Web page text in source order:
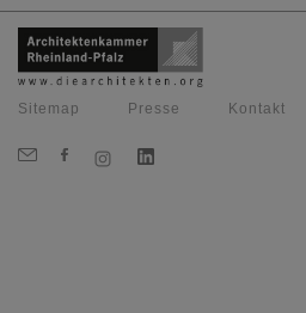
Sitemap Presse Kontakt